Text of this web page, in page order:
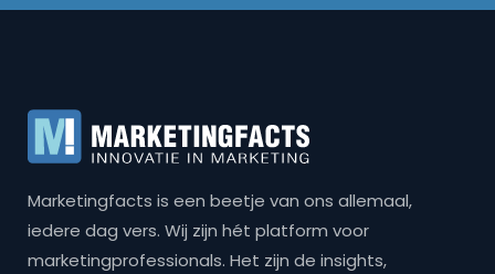
Marketingfacts is een beetje van ons allemaal,
iedere dag vers. Wij zijn hét platform voor
marketingprofessionals. Het zijn de insights,